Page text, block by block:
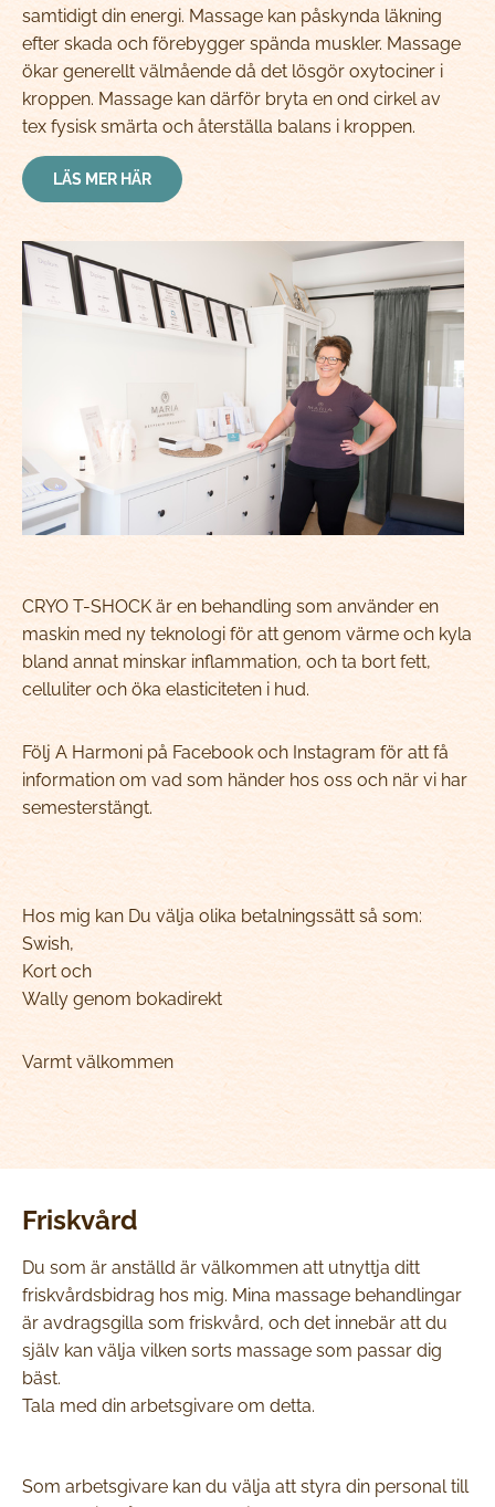
samtidigt din energi. Massage kan påskynda läkning
efter skada och förebygger spända muskler. Massage
ökar generellt välmående då det lösgör oxytociner i
kroppen. Massage kan därför bryta en ond cirkel av
tex fysisk smärta och återställa balans i kroppen.
LÄS MER HÄR
CRYO T-SHOCK är en behandling som använder en
maskin med ny teknologi för att genom värme och kyla
bland annat minskar inflammation, och ta bort fett,
celluliter och öka elasticiteten i hud.
Följ A Harmoni på Facebook och Instagram för att få
information om vad som händer hos oss och när vi har
semesterstängt.
Hos mig kan Du välja olika betalningssätt så som:
Swish,
Kort och
Wally genom bokadirekt
Varmt välkommen
Friskvård
Du som är anställd är välkommen att utnyttja ditt
friskvårdsbidrag hos mig. Mina massage behandlingar
är avdragsgilla som friskvård, och det innebär att du
själv kan välja vilken sorts massage som passar dig
bäst.
Tala med din arbetsgivare om detta.
Som arbetsgivare kan du välja att styra din personal till